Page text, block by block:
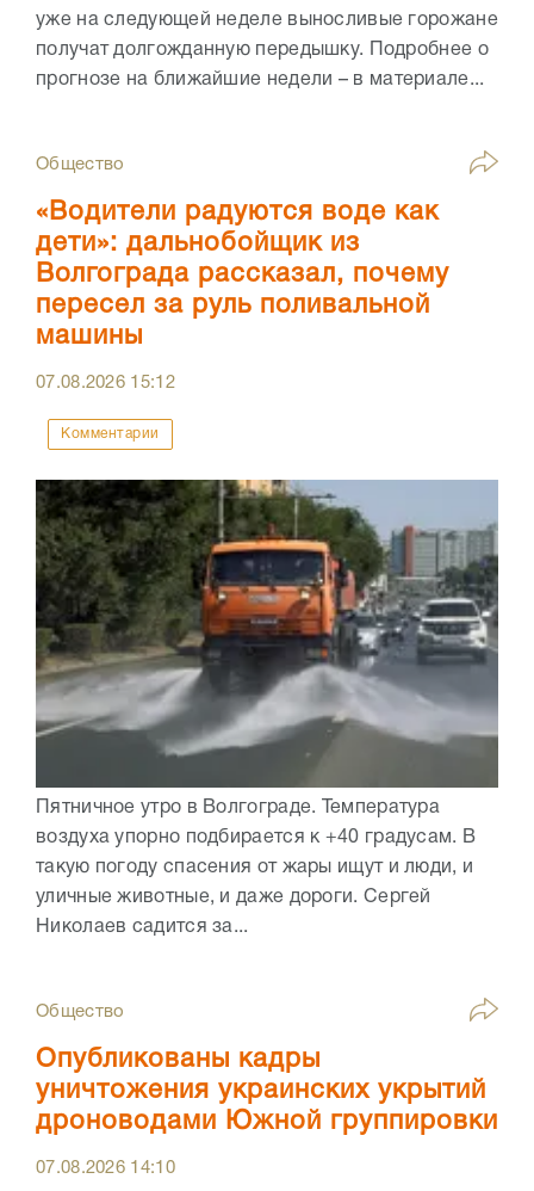
уже на следующей неделе выносливые горожане
получат долгожданную передышку. Подробнее о
прогнозе на ближайшие недели – в материале...
Общество
«Водители радуются воде как
дети»: дальнобойщик из
Волгограда рассказал, почему
пересел за руль поливальной
машины
07.08.2026 15:12
Комментарии
Пятничное утро в Волгограде. Температура
воздуха упорно подбирается к +40 градусам. В
такую погоду спасения от жары ищут и люди, и
уличные животные, и даже дороги. Сергей
Николаев садится за...
Общество
Опубликованы кадры
уничтожения украинских укрытий
дроноводами Южной группировки
07.08.2026 14:10